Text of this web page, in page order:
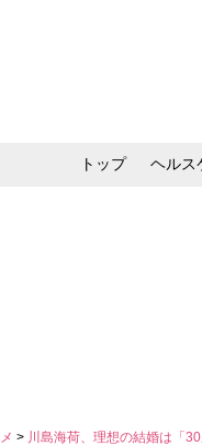
トップ ヘルス
> 川島海荷、理想の結婚は「